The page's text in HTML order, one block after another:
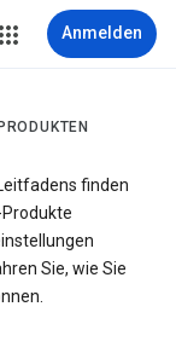
Anmelden
finden
Sie, wie Sie